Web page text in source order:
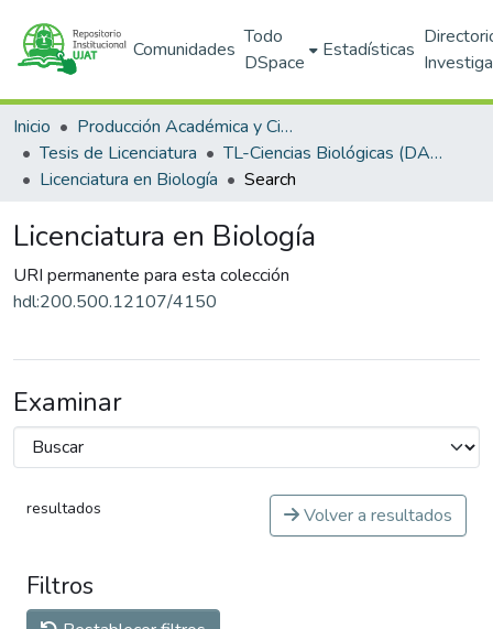
Comunidades
Todo
DSpace
Estadísticas
Inicio
Producción Académica y Científica
Tesis de Licenciatura
TL-Ciencias Biológicas (DACBIOL)
Licenciatura en Biología
Search
Licenciatura en Biología
URI permanente para esta colección
hdl:200.500.12107/4150
Examinar
resultados Volver a resultados
Filtros